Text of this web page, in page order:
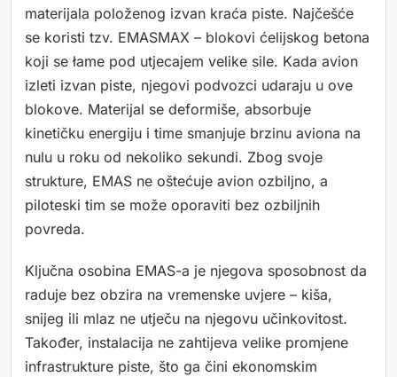
materijala položenog izvan kraća piste. Najčešće
se koristi tzv. EMASMAX – blokovi ćelijskog betona
koji se łame pod utjecajem velike sile. Kada avion
izleti izvan piste, njegovi podvozci udaraju u ove
blokove. Materijal se deformiše, absorbuje
kinetičku energiju i time smanjuje brzinu aviona na
nulu u roku od nekoliko sekundi. Zbog svoje
strukture, EMAS ne oštećuje avion ozbiljno, a
piloteski tim se može oporaviti bez ozbiljnih
povreda.
Ključna osobina EMAS-a je njegova sposobnost da
raduje bez obzira na vremenske uvjere – kiša,
snijeg ili mlaz ne utječu na njegovu učinkovitost.
Također, instalacija ne zahtijeva velike promjene
infrastrukture piste, što ga čini ekonomskim